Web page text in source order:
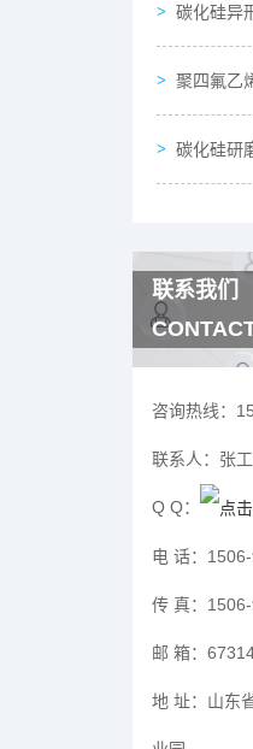
碳化硅异
聚四氟乙
碳化硅研
联系我们
咨询热线：
联系人： 张工
Q Q：
电 话：
传 真：
邮 箱：
地 址： 山东